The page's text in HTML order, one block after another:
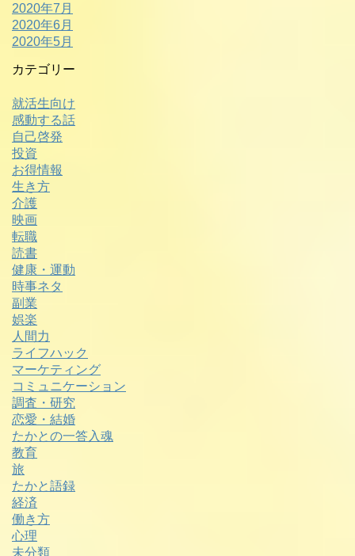
2020年7月
2020年6月
2020年5月
カテゴリー
就活生向け
感動する話
自己啓発
投資
お得情報
生き方
介護
映画
転職
読書
健康・運動
時事ネタ
副業
娯楽
人間力
ライフハック
マーケティング
コミュニケーション
調査・研究
恋愛・結婚
たかとの一答入魂
教育
旅
たかと語録
経済
働き方
心理
未分類